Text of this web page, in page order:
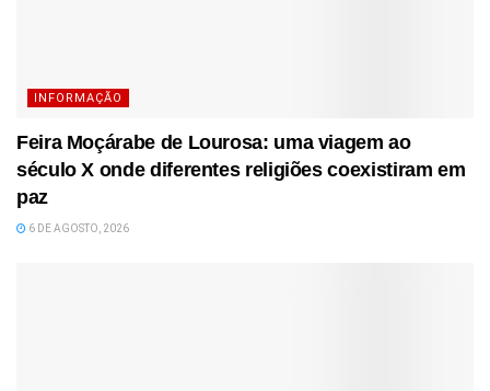
INFORMAÇÃO
Feira Moçárabe de Lourosa: uma viagem ao
século X onde diferentes religiões coexistiram em
paz
6 DE AGOSTO, 2026